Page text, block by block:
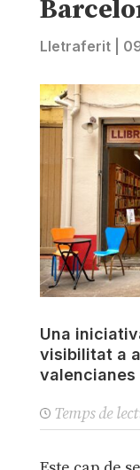
Lletraferit|
Una
visibilitat a
valencianes
Temps de